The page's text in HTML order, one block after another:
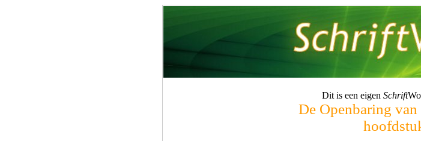
Dit is een eigen Schrift
De Openbaring van